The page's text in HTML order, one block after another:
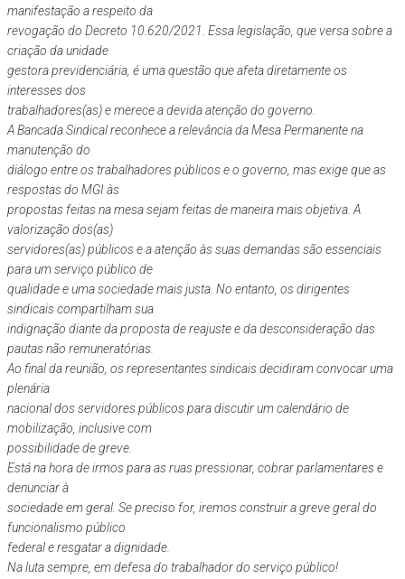
manifestação a respeito da
revogação do Decreto 10.620/2021. Essa legislação, que versa sobre a
criação da unidade
gestora previdenciária, é uma questão que afeta diretamente os
interesses dos
trabalhadores(as) e merece a devida atenção do governo.
A Bancada Sindical reconhece a relevância da Mesa Permanente na
manutenção do
diálogo entre os trabalhadores públicos e o governo, mas exige que as
respostas do MGI às
propostas feitas na mesa sejam feitas de maneira mais objetiva. A
valorização dos(as)
servidores(as) públicos e a atenção às suas demandas são essenciais
para um serviço público de
qualidade e uma sociedade mais justa. No entanto, os dirigentes
sindicais compartilham sua
indignação diante da proposta de reajuste e da desconsideração das
pautas não remuneratórias.
Ao final da reunião, os representantes sindicais decidiram convocar uma
plenária
nacional dos servidores públicos para discutir um calendário de
mobilização, inclusive com
possibilidade de greve.
Está na hora de irmos para as ruas pressionar, cobrar parlamentares e
denunciar à
sociedade em geral. Se preciso for, iremos construir a greve geral do
funcionalismo público
federal e resgatar a dignidade.
Na luta sempre, em defesa do trabalhador do serviço público!